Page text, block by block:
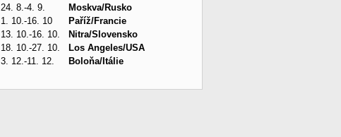
24. 8.-4. 9.
Moskva/Rusko
1. 10.-16. 10
Paříž/Francie
13. 10.-16. 10.
Nitra/Slovensko
18. 10.-27. 10.
Los Angeles/USA
3. 12.-11. 12.
Boloňa/Itálie